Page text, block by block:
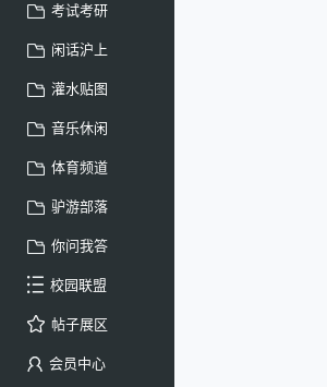
考试考研
闲话沪上
灌水贴图
音乐休闲
体育频道
驴游部落
你问我答
校园联盟
帖子展区
会员中心